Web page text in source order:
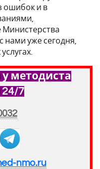
ошибок и в
нами уже сегодня,
методиста
7
nmo.ru